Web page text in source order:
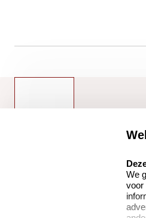
Verheesstempels.nl
Quinten MatsyslaanWe
voor